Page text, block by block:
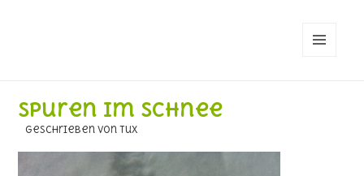
Spuren im Schnee
geschrieben von Tux